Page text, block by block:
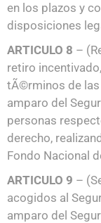
en los plazos y
disposiciones
ARTICULO 8 –
retiro
tÃ©rminos de las
amparo del
personas
derecho,
Fondo Nacional
ARTICULO 9 –
acogidos al
amparo del